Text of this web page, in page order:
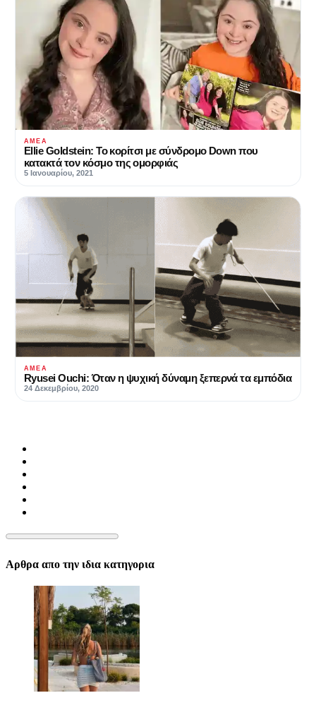
ΑΜΕΑ
Ellie Goldstein: Το κορίτσι με σύνδρομο Down που
κατακτά τον κόσμο της ομορφιάς
5 Ιανουαρίου, 2021
ΑΜΕΑ
Ryusei Ouchi: Όταν η ψυχική δύναμη ξεπερνά τα εμπόδια
24 Δεκεμβρίου, 2020
Αρθρα απο την ιδια κατηγορια